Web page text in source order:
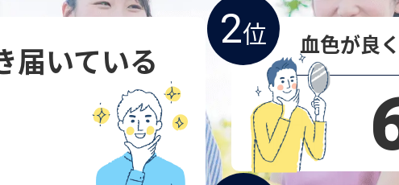
届いている
血色が良
2位